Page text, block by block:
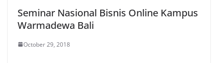
Seminar Nasional Bisnis Online Kampus
Warmadewa Bali
October 29, 2018